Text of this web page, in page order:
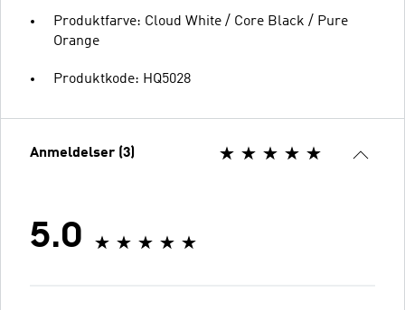
Produktfarve: Cloud White / Core Black / Pure
Orange
Produktkode: HQ5028
Anmeldelser (3)
5.0